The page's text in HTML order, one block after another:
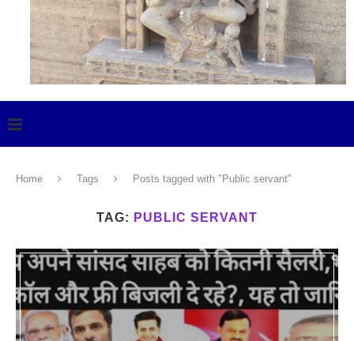
Home Tags Posts tagged with "Public servant"
TAG: PUBLIC SERVANT